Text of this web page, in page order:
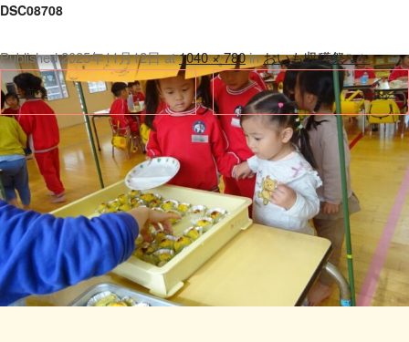
DSC08708
Published2025年11月12日at1040 × 780inおいも収穫祭🍠✨.
← 前へ 次へ →